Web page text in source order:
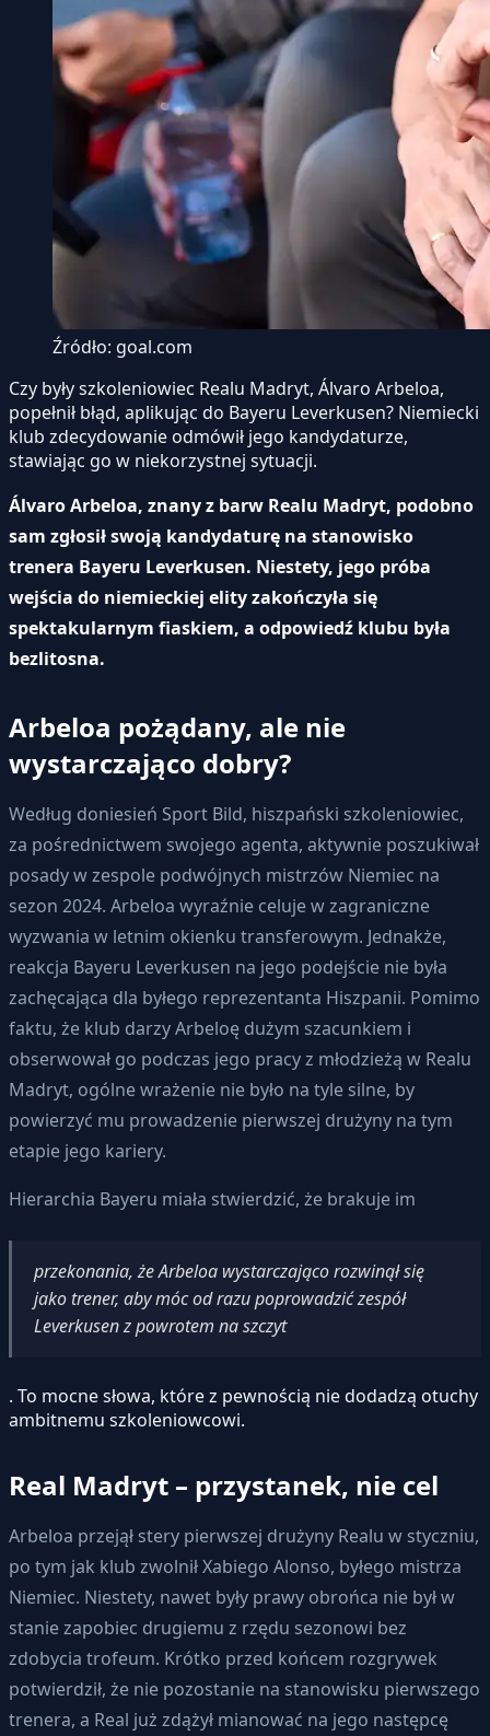
Źródło: goal.com
Czy były szkoleniowiec Realu Madryt, Álvaro Arbeloa,
popełnił błąd, aplikując do Bayeru Leverkusen? Niemiecki
klub zdecydowanie odmówił jego kandydaturze,
stawiając go w niekorzystnej sytuacji.
Álvaro Arbeloa, znany z barw Realu Madryt, podobno
sam zgłosił swoją kandydaturę na stanowisko
trenera Bayeru Leverkusen. Niestety, jego próba
wejścia do niemieckiej elity zakończyła się
spektakularnym fiaskiem, a odpowiedź klubu była
bezlitosna.
Arbeloa pożądany, ale nie
wystarczająco dobry?
Według doniesień Sport Bild, hiszpański szkoleniowiec,
za pośrednictwem swojego agenta, aktywnie poszukiwał
posady w zespole podwójnych mistrzów Niemiec na
sezon 2024. Arbeloa wyraźnie celuje w zagraniczne
wyzwania w letnim okienku transferowym. Jednakże,
reakcja Bayeru Leverkusen na jego podejście nie była
zachęcająca dla byłego reprezentanta Hiszpanii. Pomimo
faktu, że klub darzy Arbeloę dużym szacunkiem i
obserwował go podczas jego pracy z młodzieżą w Realu
Madryt, ogólne wrażenie nie było na tyle silne, by
powierzyć mu prowadzenie pierwszej drużyny na tym
etapie jego kariery.
Hierarchia Bayeru miała stwierdzić, że brakuje im
przekonania, że Arbeloa wystarczająco rozwinął się
jako trener, aby móc od razu poprowadzić zespół
Leverkusen z powrotem na szczyt
. To mocne słowa, które z pewnością nie dodadzą otuchy
ambitnemu szkoleniowcowi.
Real Madryt – przystanek, nie cel
Arbeloa przejął stery pierwszej drużyny Realu w styczniu,
po tym jak klub zwolnił Xabiego Alonso, byłego mistrza
Niemiec. Niestety, nawet były prawy obrońca nie był w
stanie zapobiec drugiemu z rzędu sezonowi bez
zdobycia trofeum. Krótko przed końcem rozgrywek
potwierdził, że nie pozostanie na stanowisku pierwszego
trenera, a Real już zdążył mianować na jego następcę